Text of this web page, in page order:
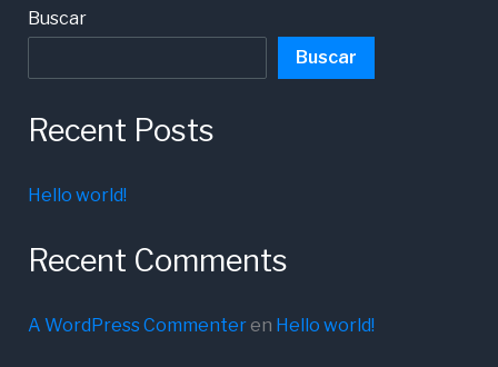
Buscar
Buscar
Recent Posts
Hello world!
Recent Comments
A WordPress Commenteren Hello world!